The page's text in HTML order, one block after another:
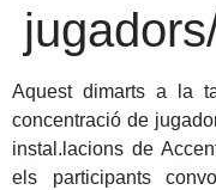
Aquest dimarts a la
concentració de
instal.lacions de
els participants